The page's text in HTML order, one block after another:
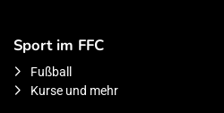
Sport im FFC
Fußball
Kurse und mehr